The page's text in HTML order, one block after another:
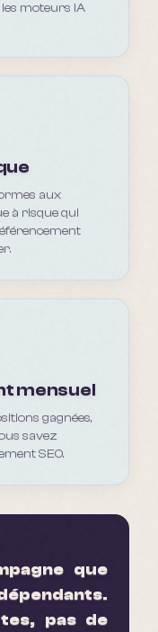
moteurs IA
aux
à risque qui
mensuel
gagnées,
savez
SEO.
que
pas de